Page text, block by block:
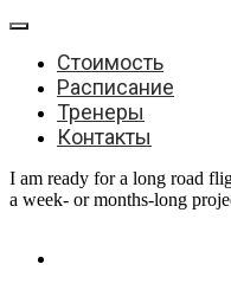
Стоимость
Расписание
Тренеры
Контакты
I am ready for a long road
a week- or months-long